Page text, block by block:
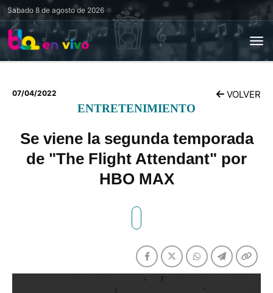
Sabado 8 de agosto de 2026
07/04/2022 VOLVER
ENTRETENIMIENTO
Se viene la segunda temporada
de "The Flight Attendant" por
HBO MAX